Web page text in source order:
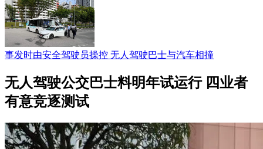
事发时由安全驾驶员操控 无人驾驶巴士与汽车相撞
无人驾驶公交巴士料明年试运行 四业者
有意竞逐测试